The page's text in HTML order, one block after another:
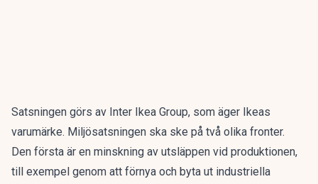
Satsningen görs av Inter Ikea Group, som äger Ikeas
varumärke. Miljösatsningen ska ske på två olika fronter.
Den första är en minskning av utsläppen vid produktionen,
till exempel genom att förnya och byta ut industriella